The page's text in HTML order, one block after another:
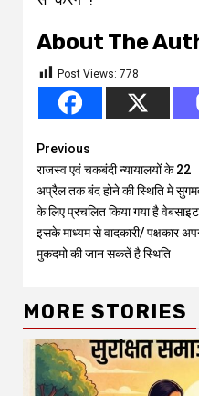
About The
Post Views: 778
Continue
Reading
Previous
राजस्व एवं चकबंदी न्यायालयों के 22
अप्रैल तक बंद होने की स्थिति मे
के लिए प्रचलित किया गया है वेबसाइट
इसके माध्यम से वादकारी/ पक्षकार
मुकदमो की जान सकतें है स्थिति
MORE STORIES